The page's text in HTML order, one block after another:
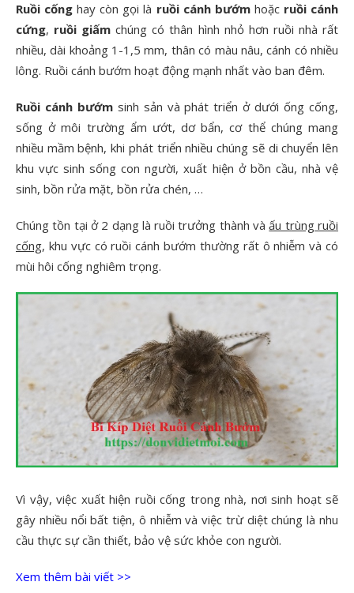
Ruồi cốnghay còn gọi là ruồi cánh bướmhoặc ruồi cánh
cứng, ruồi giấm chúng có thân hình nhỏ hơn ruồi nhà rất
nhiều, dài khoảng 1-1,5 mm, thân có màu nâu, cánh có nhiều
lông. Ruồi cánh bướm hoạt động mạnh nhất vào ban đêm.
Ruồi cánh bướmsinh sản và phát triển ở dưới ống cống,
sống ở môi trường ẩm ướt, dơ bẩn, cơ thể chúng mang
nhiều mầm bệnh, khi phát triển nhiều chúng sẽ di chuyển lên
khu vực sinh sống con người, xuất hiện ở bồn cầu, nhà vệ
sinh, bồn rửa mặt, bồn rửa chén, …
Chúng tồn tại ở 2 dạng là ruồi trưởng thành vàấu trùng ruồi
cống, khu vực có ruồi cánh bướm thường rất ô nhiễm và có
mùi hôi cống nghiêm trọng.
Vì vậy, việc xuất hiện ruồi cống trong nhà, nơi sinh hoạt sẽ
gây nhiều nổi bất tiện, ô nhiễm và việc trừ diệt chúng là nhu
cầu thực sự cần thiết, bảo vệ sức khỏe con người.
Xem thêm bài viết >>